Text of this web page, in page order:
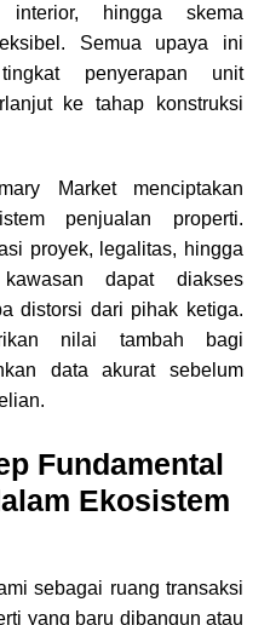
hingga skema
Semua upaya ini
penyerapan unit
ke tahap konstruksi
Market menciptakan
penjualan properti.
proyek, legalitas, hingga
dapat diakses
distorsi dari pihak ketiga.
nilai tambah bagi
data akurat sebelum
Fundamental
Ekosistem
sebagai ruang transaksi
yang baru dibangun atau